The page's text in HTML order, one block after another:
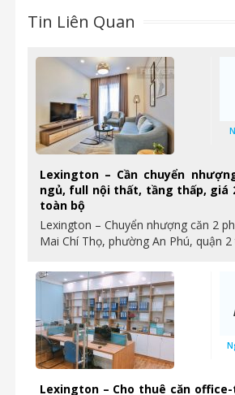
Tin Liên Quan
Lexington – Cần chuyển
ngủ, full nội thất, tầng thấp, giá
toàn bộ
Lexington – Chuyển nhượng căn 2
Mai Chí Thọ, phường An Phú, quận
Lexington – Cho thuê căn